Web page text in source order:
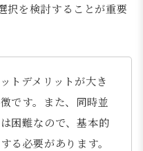
択を検討することが重要
トデメリットが大き
です。また、同時並
困難なので、基本的
る必要があります。